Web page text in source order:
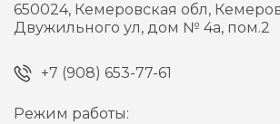
650024, Кемеровская обл,
Двужильного ул, дом № 4а, пом.2
+7 (908) 653-77-61
Режим работы: